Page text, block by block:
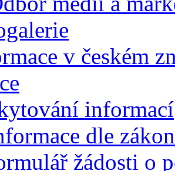
v českém
informací
dle
žádosti o